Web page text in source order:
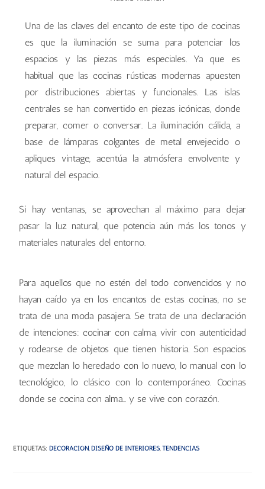
Una de las claves del encanto de este tipo de cocinas
es que la iluminación se suma para potenciar los
espacios y las piezas más especiales. Ya que es
habitual que las cocinas rústicas modernas apuesten
por distribuciones abiertas y funcionales. Las islas
centrales se han convertido en piezas icónicas, donde
preparar, comer o conversar. La iluminación cálida, a
base de lámparas colgantes de metal envejecido o
apliques vintage, acentúa la atmósfera envolvente y
natural del espacio.
Si hay ventanas, se aprovechan al máximo para dejar
pasar la luz natural, que potencia aún más los tonos y
materiales naturales del entorno.
Para aquellos que no estén del todo convencidos y no
hayan caído ya en los encantos de estas cocinas, no se
trata de una moda pasajera. Se trata de una declaración
de intenciones: cocinar con calma, vivir con autenticidad
y rodearse de objetos que tienen historia. Son espacios
que mezclan lo heredado con lo nuevo, lo manual con lo
tecnológico, lo clásico con lo contemporáneo. Cocinas
donde se cocina con alma… y se vive con corazón.
ETIQUETAS:DECORACIÓN, DISEÑO DE INTERIORES, TENDENCIAS